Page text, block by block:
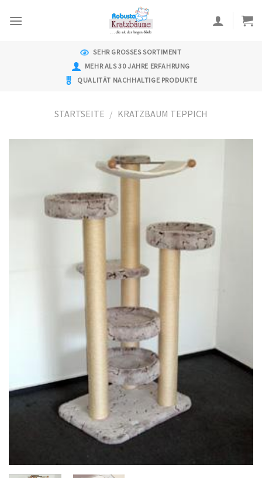
SEHR GROSSES SORTIMENT
MEHR ALS 30 JAHRE ERFAHRUNG
QUALITÄT NACHHALTIGE PRODUKTE
STARTSEITE / KRATZBAUM TEPPICH